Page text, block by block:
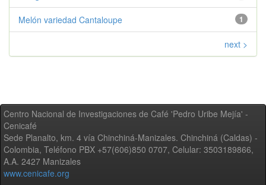
1
Melón variedad Cantaloupe
next >
Centro Nacional de Investigaciones de Café 'Pedro Uribe Mejía' -
Cenicafé
Sede Planalto, km. 4 vía Chinchiná-Manizales. Chinchiná (Caldas) -
Colombia, Teléfono PBX +57(606)850 0707, Celular: 3503189866,
A.A. 2427 Manizales
www.cenicafe.org